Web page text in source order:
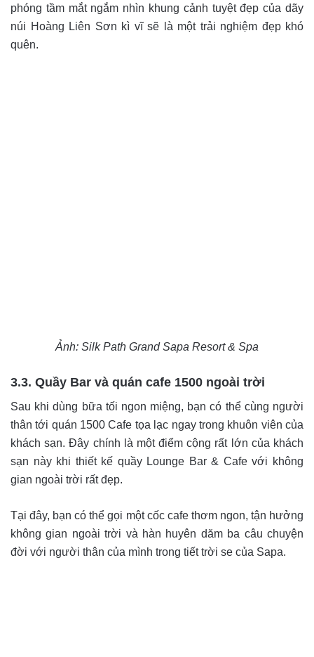
phóng tầm mắt ngắm nhìn khung cảnh tuyệt đẹp của dãy
núi Hoàng Liên Sơn kì vĩ sẽ là một trải nghiệm đẹp khó
quên.
Ảnh: Silk Path Grand Sapa Resort & Spa
3.3. Quầy Bar và quán cafe 1500 ngoài trời
Sau khi dùng bữa tối ngon miệng, bạn có thể cùng người
thân tới quán 1500 Cafe tọa lạc ngay trong khuôn viên của
khách sạn. Đây chính là một điểm cộng rất lớn của khách
sạn này khi thiết kế quầy Lounge Bar & Cafe với không
gian ngoài trời rất đẹp.
Tại đây, bạn có thể gọi một cốc cafe thơm ngon, tận hưởng
không gian ngoài trời và hàn huyên dăm ba câu chuyện
đời với người thân của mình trong tiết trời se của Sapa.